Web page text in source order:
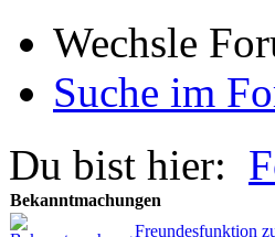
Wechsle
Suche im
Du bist hier:
Bekanntmachungen
Freundesfunktion